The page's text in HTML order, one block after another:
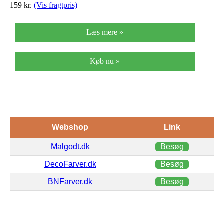
– Klar, Type –
Mat
159 kr. (Vis fragtpris)
Læs mere »
Køb nu »
Webshop Link
Malgodt.dk Besøg
DecoFarver.dk Besøg
BNFarver.dk Besøg